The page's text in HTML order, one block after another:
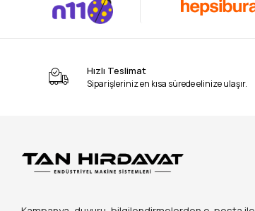
Hızlı Teslimat
Siparişleriniz en kısa sürede elinize ulaşır.